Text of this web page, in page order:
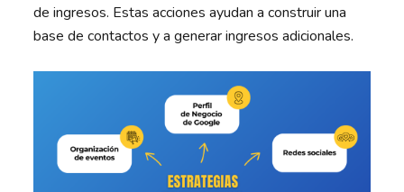
de ingresos. Estas acciones ayudan a construir una
base de contactos y a generar ingresos adicionales.